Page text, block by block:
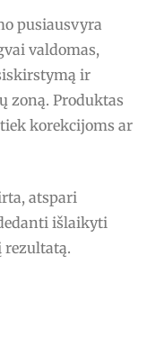
pusiausvyra
valdomas,
ir
zoną. Produktas
korekcijoms ar
atspari
išlaikyti